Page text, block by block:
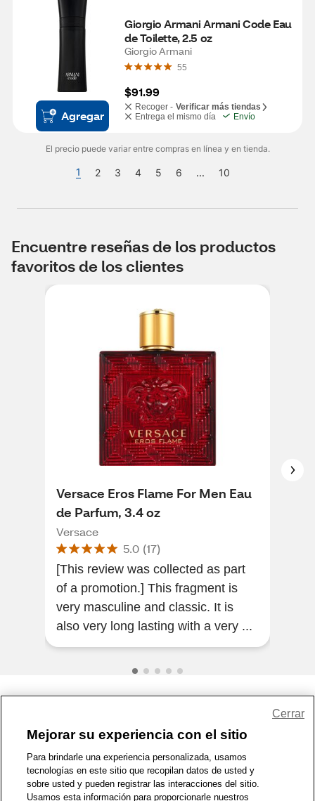
Agregar
Giorgio Armani Armani Code Eau
de Toilette, 2.5 oz
Giorgio Armani
55
$91.99
Recoger - Verificar más tiendas
Entrega el mismo día
Envío
El precio puede variar entre compras en línea y en tienda.
1 2 3 4 5 6 ... 10
Encuentre reseñas de los productos
favoritos de los clientes
Versace Eros Flame For Men Eau
de Parfum, 3.4 oz
Versace
5.0 (17)
[This review was collected as part
of a promotion.] This fragment is
very masculine and classic. It is
also very long lasting with a very ...
1-800-679-9691 | Contáctenos | Términos de Uso | Accesibilidad
Política de Privacidad | WA Privacy Policy | Mapa del sitio
Zona de Bienestar | © 1999 - 2026 CVS.com
Mejorar su experiencia con el sitio
Para brindarle una experiencia personalizada, usamos
tecnologías en este sitio que recopilan datos de usted y
sobre usted y pueden registrar las interacciones del sitio.
Usamos esta información para proporcionarle nuestros
Cerrar